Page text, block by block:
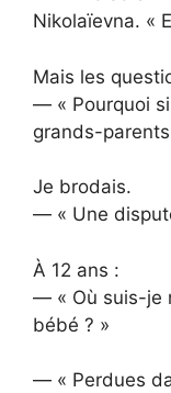
Nikolaïevna. «
Mais les
— « Pourquoi
grands-parents
Je brodais.
— « Une
À 12 ans :
— « Où suis-je
bébé ? »
— « Perdues